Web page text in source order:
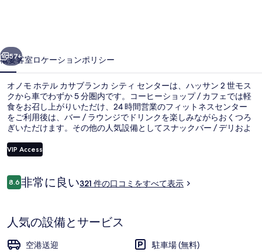
サ
ブ
ラ
ン
カ
シ
ィ
ン
タ
テラス / パティオ
57+
概要客室ロケーションポリシー
オノモ ホテル カサブランカ シティ センターは、ハッサン 2 世モス
クから車でわずか 5 分圏内です。コーヒーショップ / カフェでは軽
食をお召し上がりいただけ、24 時間営業のフィットネスセンター
をご利用後は、バー / ラウンジでドリンクを楽しみながらおくつろ
ぎいただけます。その他の人気設備としてスナックバー / デリおよ
ます。
VIP Access
口
コ
8.610段階中8.6
非常に良い321 件の口コミをすべて表示
人気の設備とサービス
空港送迎
駐車場 (無料)